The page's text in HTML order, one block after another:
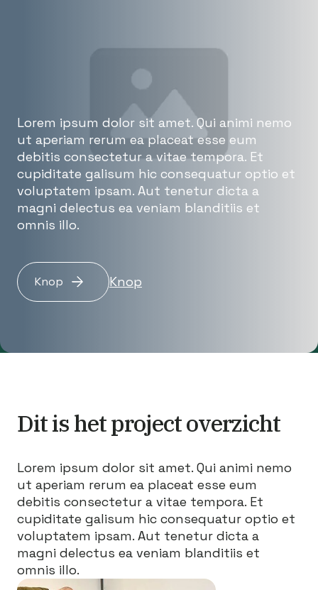
Lorem ipsum dolor sit amet. Qui animi nemo
ut aperiam rerum ea placeat esse eum
debitis consectetur a vitae tempora. Et
cupiditate galisum hic consequatur optio et
voluptatem ipsam. Aut tenetur dicta a
magni delectus ea veniam blanditiis et
omnis illo.
Knop Knop
Dit is het project overzicht
Lorem ipsum dolor sit amet. Qui animi nemo
ut aperiam rerum ea placeat esse eum
debitis consectetur a vitae tempora. Et
cupiditate galisum hic consequatur optio et
voluptatem ipsam. Aut tenetur dicta a
magni delectus ea veniam blanditiis et
omnis illo.